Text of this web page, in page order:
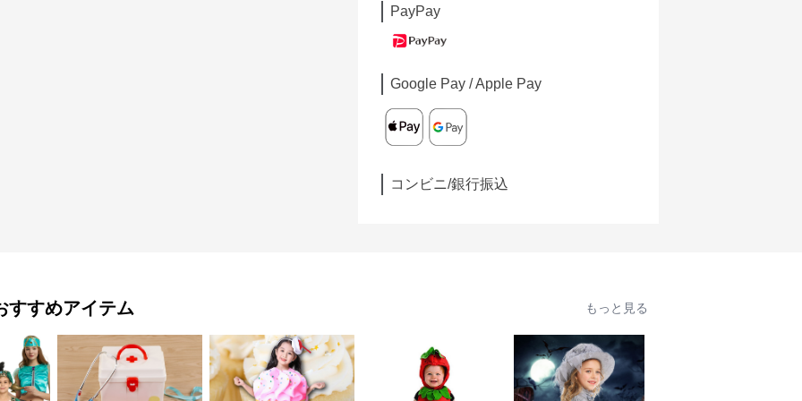
PayPay
Google Pay / Apple Pay
コンビニ/銀行振込
すすめアイテム もっと見る